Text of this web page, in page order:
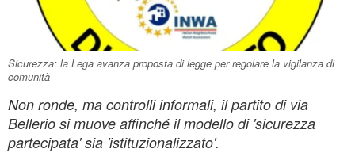
Sicurezza: la Lega avanza proposta di legge per regolare la vigilanza di
comunità
Non ronde, ma controlli informali, il partito di via
Bellerio si muove affinché il modello di 'sicurezza
partecipata' sia 'istituzionalizzato'.